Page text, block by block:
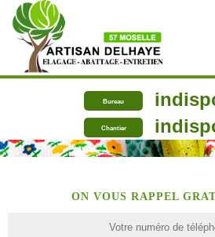
Bureau
Chantier
ON VOUS RAPPEL